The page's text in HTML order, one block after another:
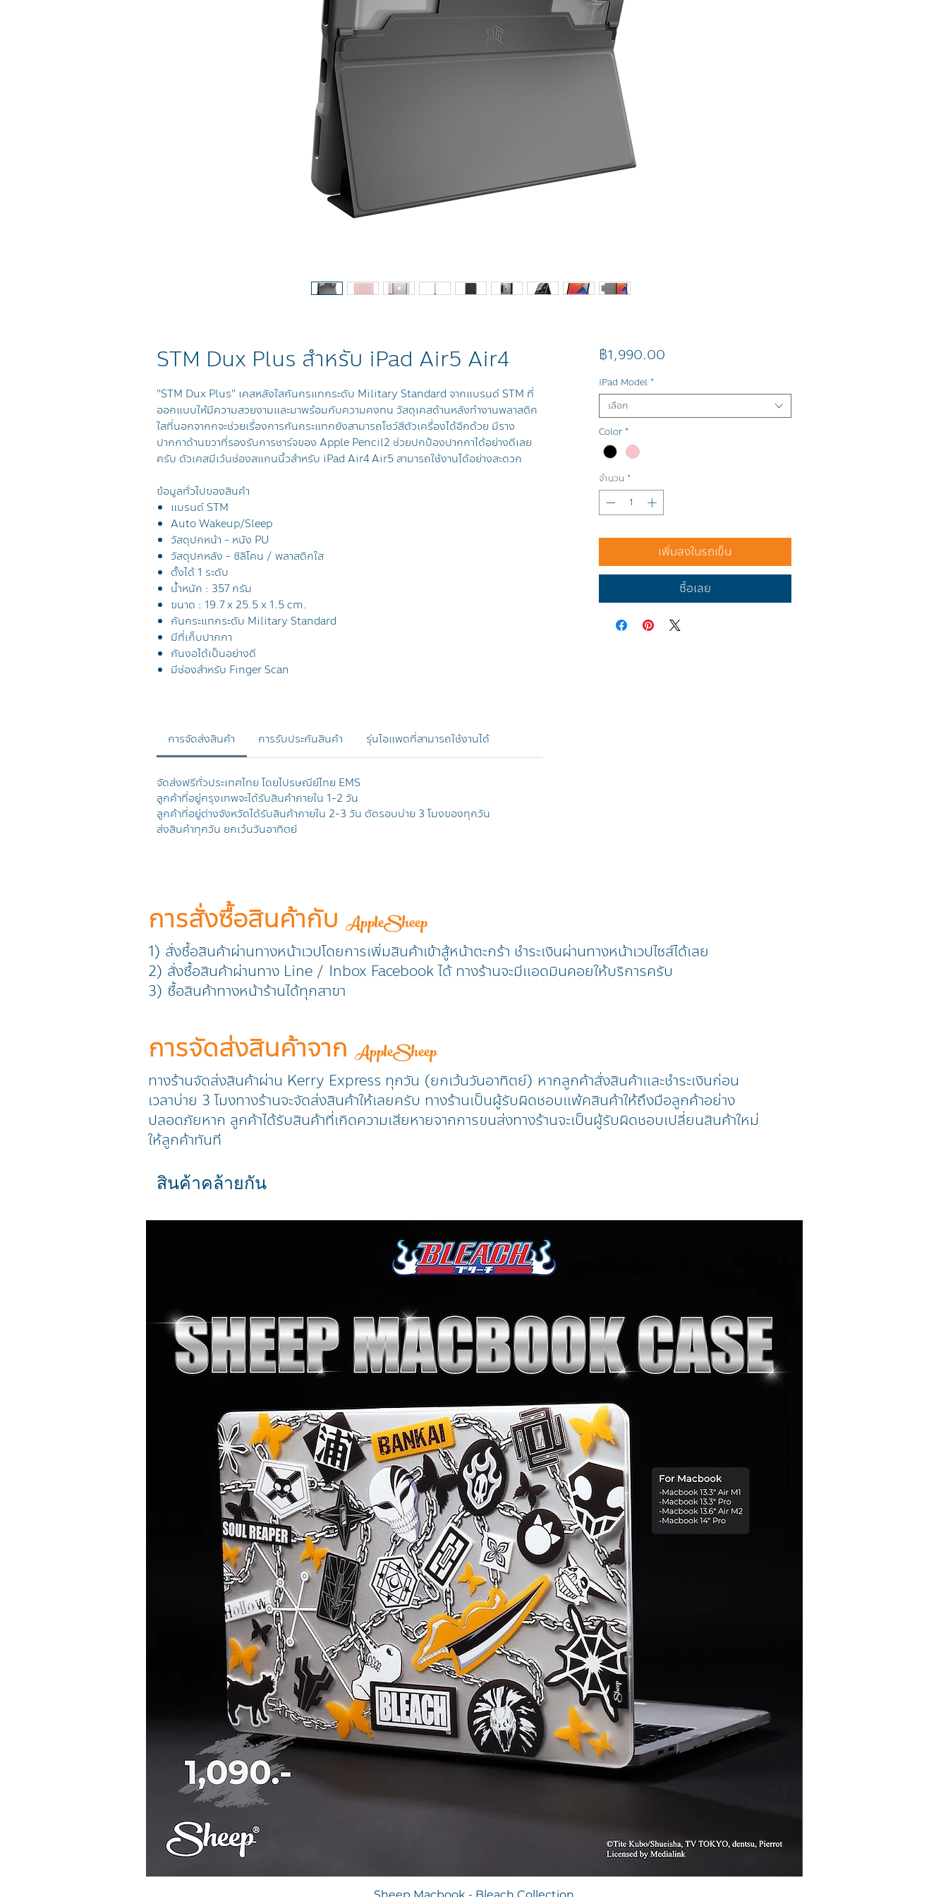
STM Dux Plus สำหรับ iPad Air5 Air4
"STM Dux Plus" เคสหลังใสกันกรแทกระดับ Military Standard จากแบรนด์ STM ที่
ออกแบบให้มีความสวยงามและมาพร้อมกับความคงทน วัสดุเคสด้านหลังทำงานพลาสติก
ใสที่นอกจากกจะช่วยเรื่องการกันกระแทกยังสามารถโชว์สีตัวเครื่องได้อีกด้วย มีราง
ปากกาด้านขวาที่รองรับการชาร์จของ Apple Pencil2 ช่วยปกป้องปากกาได้อย่างดีเลย
ครับ ตัวเคสมีเว้นช่องสแกนนิ้วสำหรับ iPad Air4 Air5 สามารถใช้งานได้อย่างสะดวก
ข้อมูลทั่วไปของสินค้า
แบรนด์ STM
Auto Wakeup/Sleep
วัสดุปกหน้า - หนัง PU
วัสดุปกหลัง - ซิลิโคน / พลาสติกใส
ตั้งได้ 1 ระดับ
น้ำหนัก : 357 กรัม
ขนาด : 19.7 x 25.5 x 1.5 cm.
กันกระแทกระดับ Military Standard
มีที่เก็บปากกา
กันงอได้เป็นอย่างดี
มีช่องสำหรับ Finger Scan
การจัดส่งสินค้า การรับประกันสินค้า รุ่นไอแพดที่สามารถใช้งานได้
จัดส่งฟรีทั่วประเทศไทย โดยไปรษณีย์ไทย EMS
ลูกค้าที่อยู่กรุงเทพจะได้รับสินค้าภายใน 1-2 วัน
ลูกค้าที่อยู่ต่างจังหวัดได้รับสินค้าภายใน 2-3 วัน ตัดรอบบ่าย 3 โมงของทุกวัน
ส่งสินค้าทุกวัน ยกเว้นวันอาทิตย์
฿1,990.00ราคา
iPad Model *
เลือก
Color *
จำนวน *
เพิ่มลงในรถเข็น
ซื้อเลย
การสั่งซื้อสินค้ากับ AppleSheep
1) สั่งซื้อสินค้าผ่านทางหน้าเวปโดยการเพิ่มสินค้าเข้าสู้หน้าตะกร้า ชำระเงินผ่านทางหน้าเวปไซส์ได้เลย
2) สั่งซื้อสินค้าผ่านทาง Line / Inbox Facebook ได้ ทางร้านจะมีแอดมินคอยให้บริการครับ
3) ซื้อสินค้าทางหน้าร้านได้ทุกสาขา
การจัดส่งสินค้าจาก AppleSheep
ทางร้านจัดส่งสินค้าผ่าน Kerry Express ทุกวัน (ยกเว้นวันอาทิตย์) หากลูกค้าสั่งสินค้าและชำระเงินก่อน
เวลาบ่าย 3 โมงทางร้านจะจัดส่งสินค้าให้เลยครับ ทางร้านเป็นผู้รับผิดชอบแพ้คสินค้าให้ถึงมือลูกค้าอย่าง
ปลอดภัยหาก ลูกค้าได้รับสินค้าที่เกิดความเสียหายจากการขนส่งทางร้านจะเป็นผู้รับผิดชอบเปลี่ยนสินค้าใหม่
ให้ลูกค้าทันที
สินค้าคล้ายกัน
ดูข้อมูลด่วน